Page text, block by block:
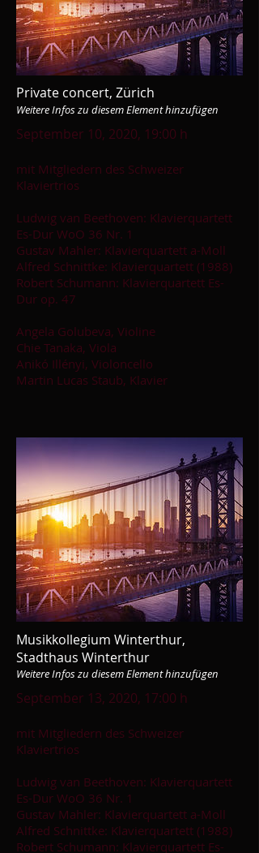
Private concert, Zürich
Weitere Infos zu diesem Element hinzufügen
September 10, 2020, 19:00 h
mit Mitgliedern des Schweizer
Klaviertrios
Ludwig van Beethoven: Klavierquartett
Es-Dur WoO 36 Nr. 1
Gustav Mahler: Klavierquartett a-Moll
Alfred Schnittke: Klavierquartett (1988)
Robert Schumann: Klavierquartett Es-
Dur op. 47
Angela Golubeva, Violine
Chie Tanaka, Viola
Anikó Illényi, Violoncello
Martin Lucas Staub, Klavier
Musikkollegium Winterthur,
Stadthaus Winterthur
Weitere Infos zu diesem Element hinzufügen
September 13, 2020, 17:00 h
mit Mitgliedern des Schweizer
Klaviertrios
Ludwig van Beethoven: Klavierquartett
Es-Dur WoO 36 Nr. 1
Gustav Mahler: Klavierquartett a-Moll
Alfred Schnittke: Klavierquartett (1988)
Robert Schumann: Klavierquartett Es-